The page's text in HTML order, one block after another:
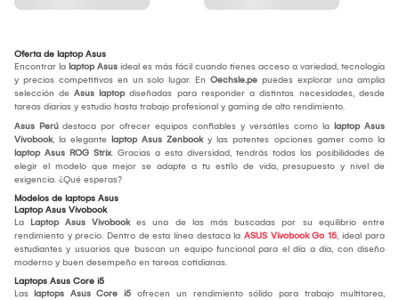
Oferta de laptop Asus
Encontrar la laptop Asus ideal es más fácil cuando tienes acceso a variedad, tecnología
y precios competitivos en un solo lugar. En Oechsle.pe puedes explorar una amplia
selección de Asus laptopdiseñadas para responder a distintas necesidades, desde
tareas diarias y estudio hasta trabajo profesional y gaming de alto rendimiento.
Asus Perú destaca por ofrecer equipos confiables y versátiles como la laptop Asus
Vivobook, la elegante laptop Asus Zenbooky las potentes opciones gamer como la
laptop Asus ROG Strix. Gracias a esta diversidad, tendrás todas las posibilidades de
elegir el modelo que mejor se adapte a tu estilo de vida, presupuesto y nivel de
exigencia. ¿Qué esperas?
Modelos de laptops Asus
Laptop Asus Vivobook
La Laptop Asus Vivobookes una de las más buscadas por su equilibrio entre
rendimiento y precio. Dentro de esta línea destaca la ASUS Vivobook Go 15, ideal para
estudiantes y usuarios que buscan un equipo funcional para el día a día, con diseño
moderno y buen desempeño en tareas cotidianas.
Laptops Asus Core i5
Las laptops Asus Core i5 ofrecen un rendimiento sólido para trabajo multitarea,